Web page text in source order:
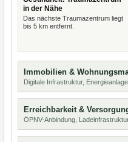
in der Nähe
Das nächste Traumazentrum liegt
bis 5 km entfernt.
Immobilien &
Digitale Infrastruktur,
Erreichbarkeit &
ÖPNV-Anbindung,